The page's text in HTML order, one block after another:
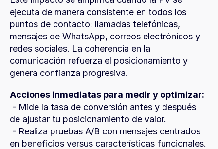
ejecuta de manera consistente en todos los
puntos de contacto: llamadas telefónicas,
mensajes de WhatsApp, correos electrónicos y
redes sociales. La coherencia en la
comunicación refuerza el posicionamiento y
genera confianza progresiva.
Acciones inmediatas para medir y optimizar:
de ajustar tu posicionamiento de valor.
en beneficios versus características funcionales.